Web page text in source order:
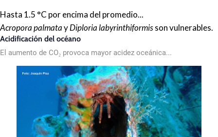
Hasta 1.5 °C por encima del promedio...
Acropora palmatayDiploria labyrinthiformisson vulnerables.
Acidificación del océano
El aumento de CO₂ provoca mayor acidez oceánica...